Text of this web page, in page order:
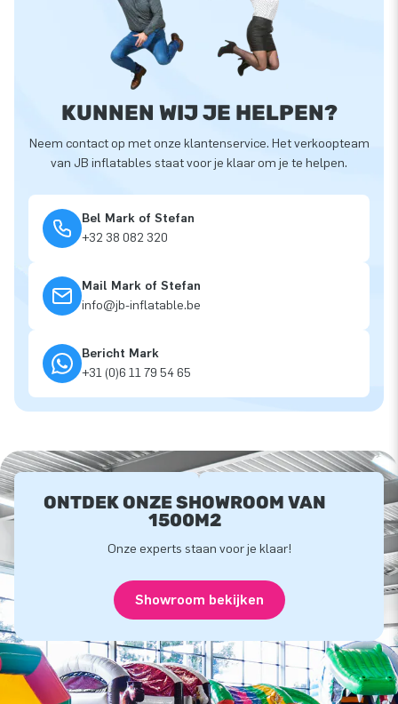
KUNNEN WIJ JE HELPEN?
Neem contact op met onze klantenservice. Het verkoopteam
van JB inflatables staat voor je klaar om je te helpen.
Bel Mark of Stefan
+32 38 082 320
Mail Mark of Stefan
info@jb-inflatable.be
Bericht Mark
+31 (0)6 11 79 54 65
ONTDEK ONZE SHOWROOM VAN
1500M2
Onze experts staan voor je klaar!
Showroom bekijken